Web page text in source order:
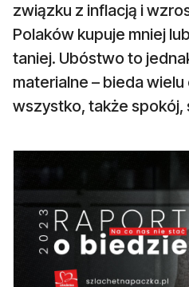
związku z inflacją i
Polaków kupuje mniej
taniej. Ubóstwo to
materialne – bieda
wszystko, także spokój,